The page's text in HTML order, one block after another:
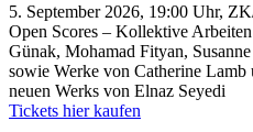
5. September 2026, 19:00 Uhr,
Open Scores – Kollektive
Günak, Mohamad Fityan,
sowie Werke von Catherine Lamb
neuen Werks von Elnaz Seyedi
Tickets hier kaufen